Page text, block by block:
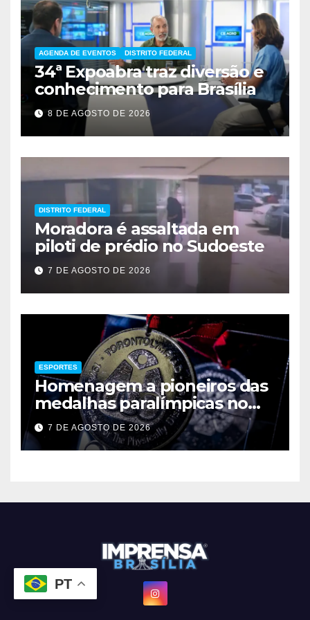
AGENDA DE EVENTOS DISTRITO FEDERAL
34ª Expoabra traz diversão e
conhecimento para Brasília
8 DE AGOSTO DE 2026
DISTRITO FEDERAL
Moradora é assaltada em
piloti de prédio no Sudoeste
7 DE AGOSTO DE 2026
ESPORTES
Homenagem a pioneiros das
medalhas paralímpicas no
Brasil
7 DE AGOSTO DE 2026
PT